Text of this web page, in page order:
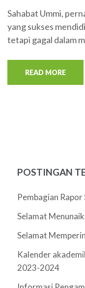
Sahabat Ummi,
yang sukses
tetapi gagal dalam
READ MORE
POSTINGAN
Pembagian
Selamat
Selamat
Kalender
2023-2024